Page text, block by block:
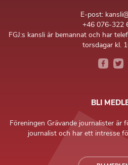
E-post:
+46 076-322
FGJ:s kansli är bemannat och har
torsdagar kl.
BLI
Föreningen Grävande journalister är
journalist och har ett intresse